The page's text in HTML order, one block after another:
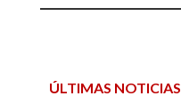
ÚLTIMAS NOTICIAS